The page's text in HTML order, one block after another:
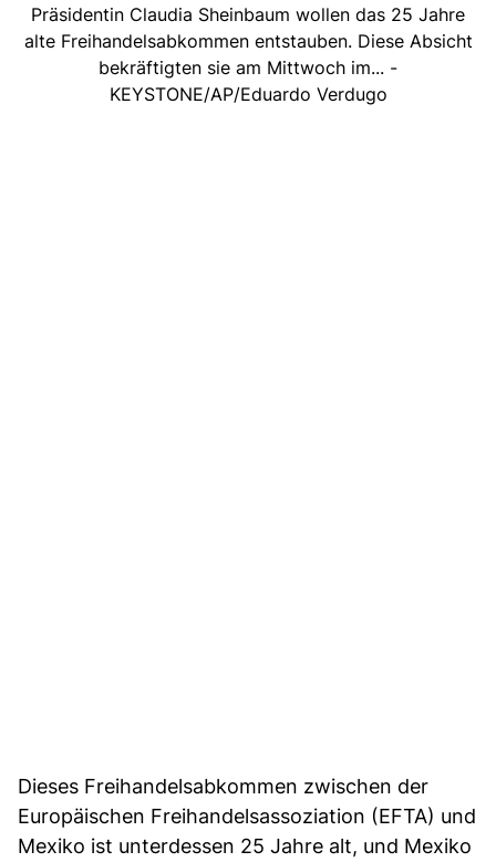
Präsidentin Claudia Sheinbaum wollen das 25 Jahre
alte Freihandelsabkommen entstauben. Diese Absicht
bekräftigten sie am Mittwoch im... -
KEYSTONE/AP/Eduardo Verdugo
Dieses Freihandelsabkommen zwischen der
Europäischen Freihandelsassoziation (EFTA) und
Mexiko ist unterdessen 25 Jahre alt, und Mexiko